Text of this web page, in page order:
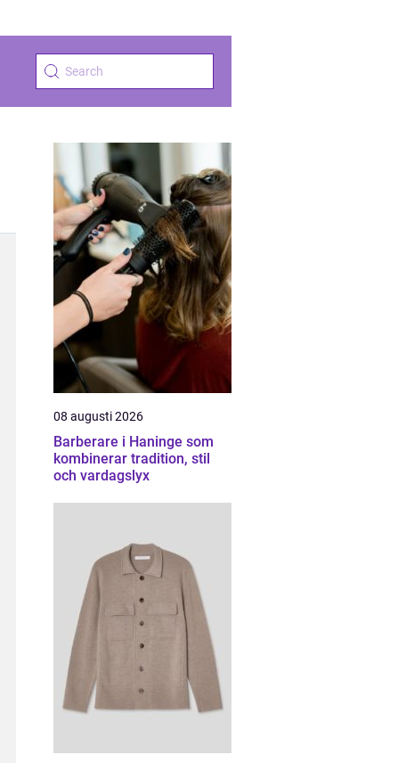
08 augusti 2026
Barberare i Haninge som
kombinerar tradition, stil
och vardagslyx